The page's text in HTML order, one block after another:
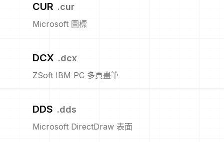
CUR .cur
Microsoft 圖標
DCX .dcx
ZSoft IBM PC 多頁畫筆
DDS .dds
Microsoft DirectDraw 表面